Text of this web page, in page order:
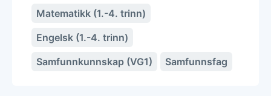
Matematikk (1.-4. trinn)
Engelsk (1.-4. trinn)
Samfunnkunnskap (VG1)
Samfunnsfag